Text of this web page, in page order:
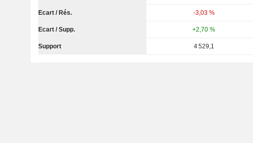
Ecart / Rés. -3,03 %
Ecart / Supp. +2,70 %
Support 4 529,1